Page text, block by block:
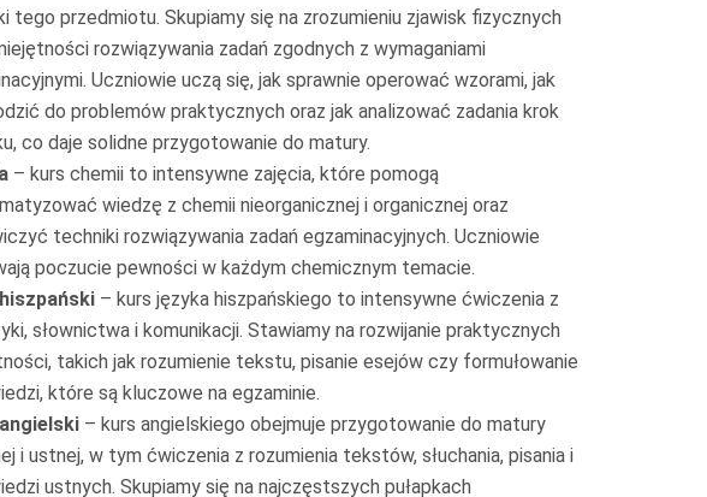
tego przedmiotu. Skupiamy się na zrozumieniu zjawisk fizycznych
rozwiązywania zadań zgodnych z wymaganiami
Uczniowie uczą się, jak sprawnie operować wzorami, jak
do problemów praktycznych oraz jak analizować zadania krok
co daje solidne przygotowanie do matury.
– kurs chemii to intensywne zajęcia, które pomogą
wiedzę z chemii nieorganicznej i organicznej oraz
techniki rozwiązywania zadań egzaminacyjnych. Uczniowie
poczucie pewności w każdym chemicznym temacie.
– kurs języka hiszpańskiego to intensywne ćwiczenia z
słownictwa i komunikacji. Stawiamy na rozwijanie praktycznych
takich jak rozumienie tekstu, pisanie esejów czy formułowanie
które są kluczowe na egzaminie.
– kurs angielskiego obejmuje przygotowanie do matury
i ustnej, w tym ćwiczenia z rozumienia tekstów, słuchania, pisania i
ustnych. Skupiamy się na najczęstszych pułapkach